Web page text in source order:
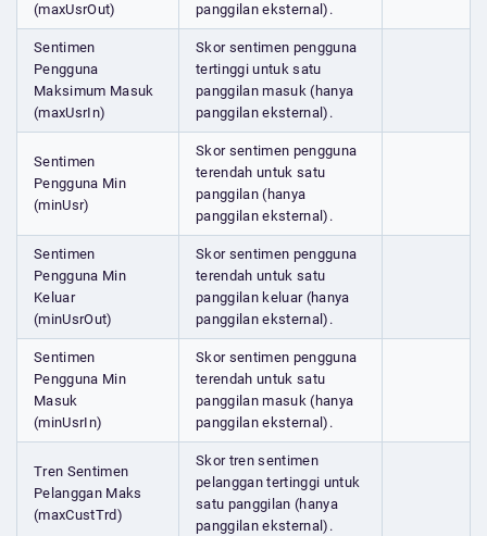
(maxUsrOut)
panggilan eksternal).
Sentimen
Pengguna
Maksimum Masuk
(maxUsrIn)
Skor sentimen pengguna
tertinggi untuk satu
panggilan masuk (hanya
panggilan eksternal).
Sentimen
Pengguna Min
(minUsr)
Skor sentimen pengguna
terendah untuk satu
panggilan (hanya
panggilan eksternal).
Sentimen
Pengguna Min
Keluar
(minUsrOut)
Skor sentimen pengguna
terendah untuk satu
panggilan keluar (hanya
panggilan eksternal).
Sentimen
Pengguna Min
Masuk
(minUsrIn)
Skor sentimen pengguna
terendah untuk satu
panggilan masuk (hanya
panggilan eksternal).
Tren Sentimen
Pelanggan Maks
(maxCustTrd)
Skor tren sentimen
pelanggan tertinggi untuk
satu panggilan (hanya
panggilan eksternal).